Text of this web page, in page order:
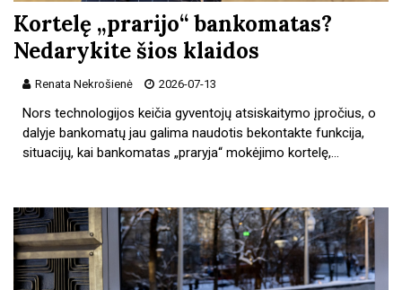
Kortelę „prarijo“ bankomatas?
Nedarykite šios klaidos
Renata Nekrošienė 2026-07-13
Nors technologijos keičia gyventojų atsiskaitymo įpročius, o
dalyje bankomatų jau galima naudotis bekontakte funkcija,
situacijų, kai bankomatas „praryja“ mokėjimo kortelę,…